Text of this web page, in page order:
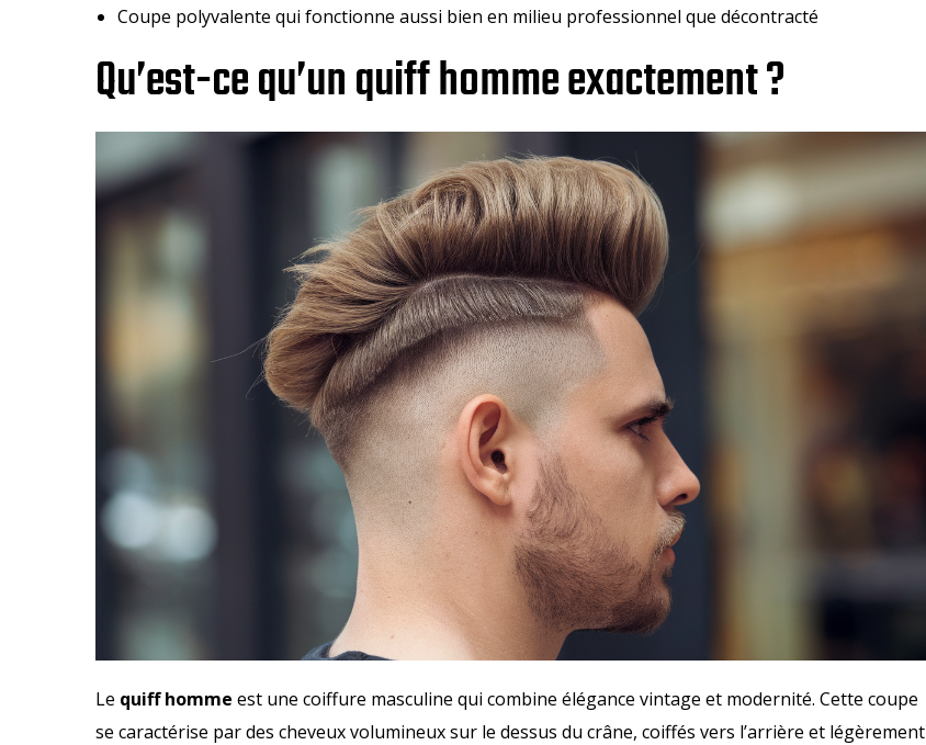
Coupe polyvalente qui fonctionne aussi bien en milieu professionnel que décontracté
Qu’est-ce qu’un quiff homme exactement ?
Le quiff homme est une coiffure masculine qui combine élégance vintage et modernité. Cette coupe
se caractérise par des cheveux volumineux sur le dessus du crâne, coiffés vers l’arrière et légèrement